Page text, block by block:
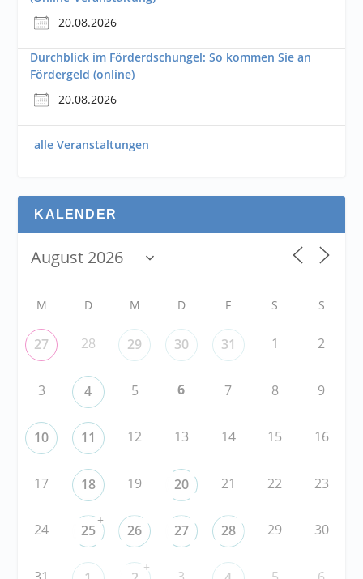
20.08.2026
Durchblick im Förderdschungel: So kommen Sie an
Fördergeld (online)
20.08.2026
alle Veranstaltungen
KALENDER
M D M D F S S
27 28 29 30 31 1 2
3 4 5 6 7 8 9
10 11 12 13 14 15 16
17 18 19 20 21 22 23
24 25
+
26 27 28 29 30
+